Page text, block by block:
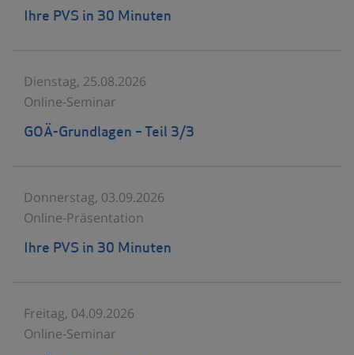
Ihre PVS in 30 Minuten
Dienstag, 25.08.2026
Online-Seminar
GOÄ-Grundlagen – Teil 3/3
Donnerstag, 03.09.2026
Online-Präsentation
Ihre PVS in 30 Minuten
Freitag, 04.09.2026
Online-Seminar